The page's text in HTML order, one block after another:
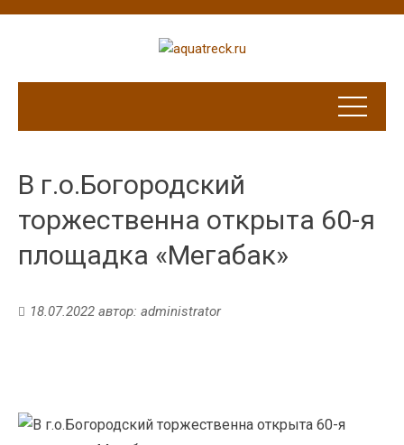
В г.о.Богородский
торжественна открыта 60-я
площадка «Мегабак»
18.07.2022 автор: administrator